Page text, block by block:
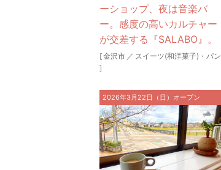
ーショップ、夜は音楽バ
ー。感度の高いカルチャー
が交差する『SALABO』。
[金沢市 ／ スイーツ(和洋菓子)・パン
]
2026年3月22日（日）オープン